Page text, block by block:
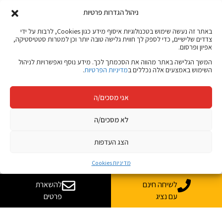
ניהול הגדרות פרטיות
באתר זה נעשה שימוש בטכנולוגיות איסוף מידע כגון Cookies, לרבות על ידי
צדדים שלישיים, כדי לספק לך חווית גלישה טובה יותר וכן למטרות סטטיסטיקה,
אפיון ופרסום.
המשך הגלישה באתר מהווה את הסכמתך לכך. מידע נוסף ואפשרויות לניהול
השימוש באמצעים אלה נכללים במדיניות הפרטיות.
אני מסכים/ה
לא מסכים/ה
הצג העדפות
מדיניות Cookies
לשיחה חינם
עם נציג
להשארת
פרטים